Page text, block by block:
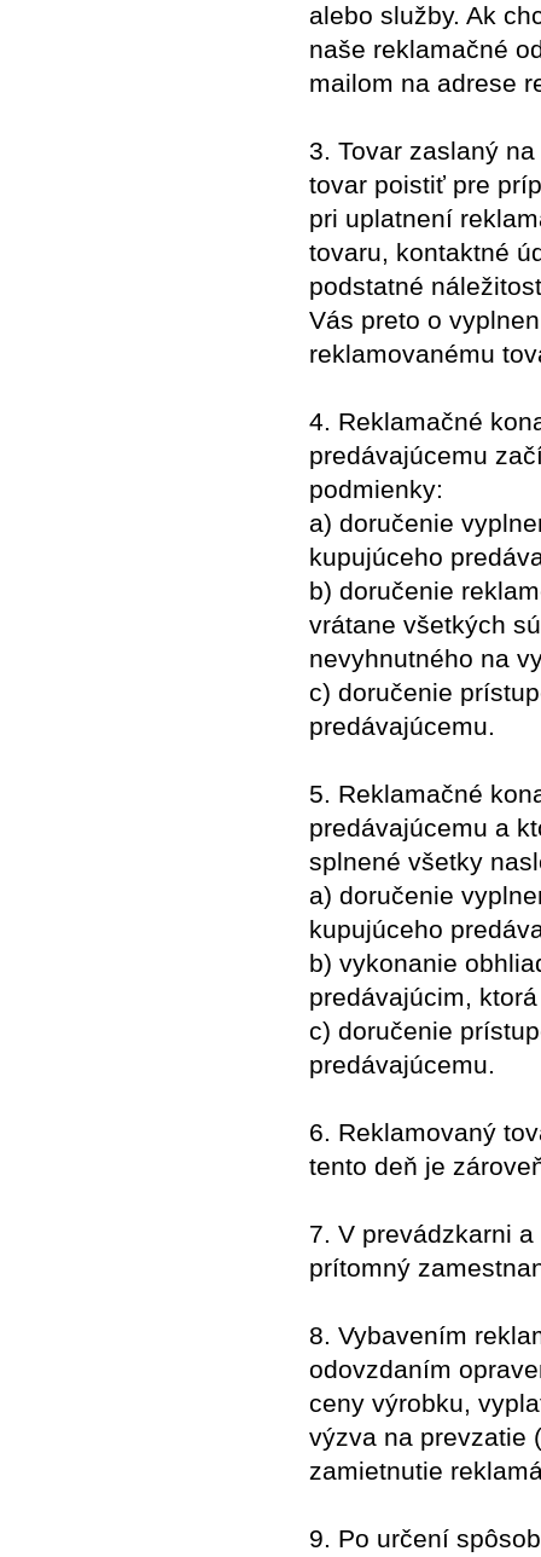
alebo služby. Ak
naše reklamačné
mailom na adrese
3. Tovar zaslaný
tovar poistiť pre
pri uplatnení
tovaru, kontaktné
podstatné
Vás preto o
reklamovanému
4. Reklamačné
predávajúcemu
podmienky:
a) doručenie
kupujúceho
b) doručenie
vrátane všetkých
nevyhnutného na
c) doručenie
predávajúcemu.
5. Reklamačné
predávajúcemu a
splnené všetky
a) doručenie
kupujúceho
b) vykonanie
predávajúcim,
c) doručenie
predávajúcemu.
6. Reklamovaný
tento deň je
7. V prevádzkarni
prítomný
8. Vybavením
odovzdaním
ceny výrobku,
výzva na prevzatie
zamietnutie
9. Po určení